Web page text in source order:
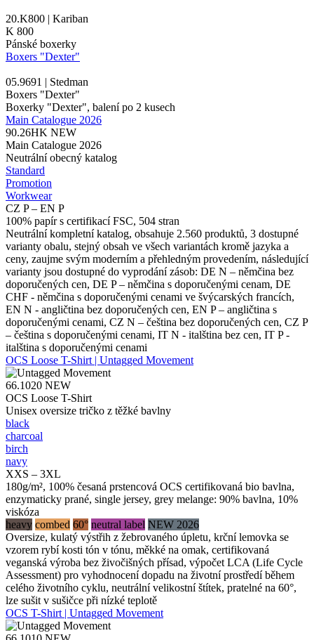
20.K800 | Kariban
K 800
Pánské boxerky
Boxers "Dexter"
05.9691 | Stedman
Boxers "Dexter"
Boxerky "Dexter", balení po 2 kusech
Main Catalogue 2026
90.26HK NEW
Main Catalogue 2026
Neutrální obecný katalog
Standard
Promotion
Workwear
CZ P – EN P
100% papír s certifikací FSC, 504 stran
Neutrální kompletní katalog, obsahuje 2.560 produktů, 3 dostupné
varianty obalu, stejný obsah ve všech variantách kromě jazyka a
ceny, zaujme svým moderním a přehledným provedením, následující
varianty jsou dostupné do vyprodání zásob: DE N – němčina bez
doporučených cen, DE P – němčina s doporučenými cenam, DE
CHF - němčina s doporučenými cenami ve švýcarských francích,
EN N - angličtina bez doporučených cen, EN P – angličtina s
doporučenými cenami, CZ N – čeština bez doporučených cen, CZ P
– čeština s doporučenými cenami, IT N - italština bez cen, IT P -
italština s doporučenými cenami
OCS Loose T-Shirt | Untagged Movement
66.1020 NEW
OCS Loose T-Shirt
Unisex oversize tričko z těžké bavlny
black
charcoal
birch
navy
XXS – 3XL
180g/m², 100% česaná prstencová OCS certifikovaná bio bavlna,
enzymaticky prané, single jersey, grey melange: 90% bavlna, 10%
viskóza
heavy combed 60° neutral label NEW 2026
Oversize, kulatý výstřih z žebrovaného úpletu, krční lemovka se
vzorem rybí kosti tón v tónu, měkké na omak, certifikovaná
veganská výroba bez živočišných přísad, výpočet LCA (Life Cycle
Assessment) pro vyhodnocení dopadu na životní prostředí během
celého životního cyklu, neutrální velikostní štítek, pratelné na 60°,
lze sušit v sušičce při nízké teplotě
OCS T-Shirt | Untagged Movement